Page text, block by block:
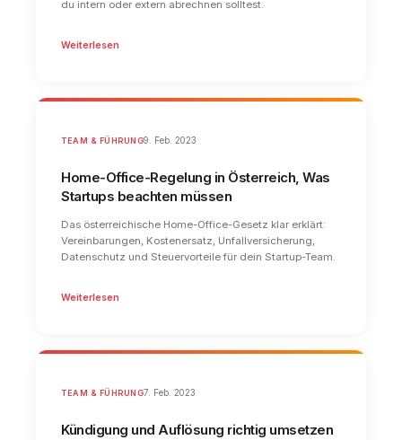
du intern oder extern abrechnen solltest.
Weiterlesen
TEAM & FÜHRUNG9. Feb. 2023
Home-Office-Regelung in Österreich, Was
Startups beachten müssen
Das österreichische Home-Office-Gesetz klar erklärt:
Vereinbarungen, Kostenersatz, Unfallversicherung,
Datenschutz und Steuervorteile für dein Startup-Team.
Weiterlesen
TEAM & FÜHRUNG7. Feb. 2023
Kündigung und Auflösung richtig umsetzen